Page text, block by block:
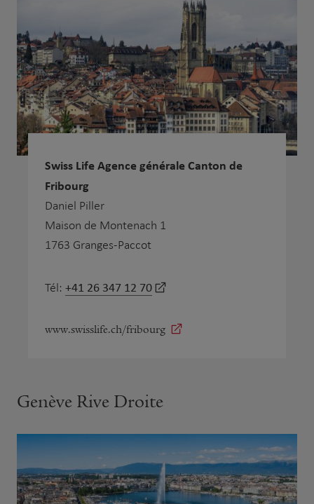
Swiss Life Agence générale Canton de
Fribourg
Daniel Piller
Maison de Montenach 1
1763 Granges-Paccot
Tél: +41 26 347 12 70
www.swisslife.ch/fribourg
Genève Rive Droite